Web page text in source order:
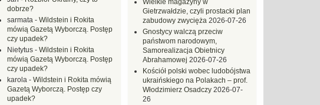
Wielkie magazyny w
Gietrzwałdzie, czyli prostacki plan
zabudowy zwycięża 2026-07-26
Gnostycy walczą przeciw
państwom narodowym,
Samorealizacja Obietnicy
Abrahamowej 2026-07-26
Kościół polski wobec ludobójstwa
ukraińskiego na Polakach – prof.
Włodzimierz Osadczy 2026-07-
26
dobrze?
sarmata - Wildstein i Rokita
mówią Gazetą Wyborczą. Postęp
czy upadek?
Nietytus - Wildstein i Rokita
mówią Gazetą Wyborczą. Postęp
czy upadek?
karola - Wildstein i Rokita mówią
Gazetą Wyborczą. Postęp czy
upadek?